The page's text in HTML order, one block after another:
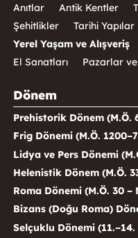
Anıtlar
Antik Kentler
Şehitlikler
Tarihi Yapılar
Yerel Yaşam ve Alışveriş
El Sanatları
Pazarlar
Dönem
Prehistorik Dönem (M.Ö.
Frig Dönemi (M.Ö.
Lidya ve Pers Dönemi
Helenistik Dönem (M.Ö.
Roma Dönemi (M.Ö. 30 –
Bizans (Doğu Roma)
Selçuklu Dönemi